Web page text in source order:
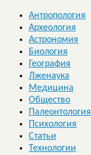
Антропология
Археология
Астрономия
Биология
География
Лженаука
Медицина
Общество
Палеонтология
Психология
Статьи
Технологии